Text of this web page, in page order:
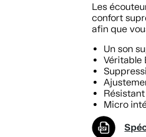
Les
confort
afin que
Un son
Véritable
Résistant
Micro